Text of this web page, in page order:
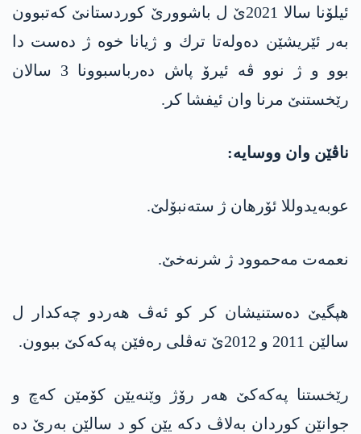
ئیلۆنا سالا 2021ێ ل باشوورێ كوردستانێ كه‌تبوون
به‌ر ئێریشێن ده‌وله‌تا ترك و ژیانا خوه‌ ژ ده‌ست دا
بوو و ژ نوو ڤه‌ ئیرۆ پاش ده‌رباسبوونا 3 سالان
رێخستنێ مرنا وان ئیفشا كر.
ناڤێن وان ووسایه‌:
عوبه‌یدوللا ئۆرهان ژ سته‌نبۆلێ.
نعمه‌ت مه‌حموود ژ شرنه‌خێ.
هپگیێ دەستنیشان کر کو ئه‌ڤ هه‌ردو چه‌كدار ل
سالێن 2011 و 2012ێ ته‌ڤلی ره‌فێن په‌كه‌كێ ببوون.
رێخستنا په‌كه‌كێ هه‌ر رۆژ وێنه‌یێن كۆمێن كه‌چ و
جوانێن كوردان به‌لاڤ دكه‌ یێن كو د سالێن به‌رێ ده‌